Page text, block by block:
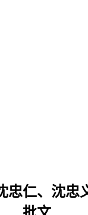
忠仁、沈忠